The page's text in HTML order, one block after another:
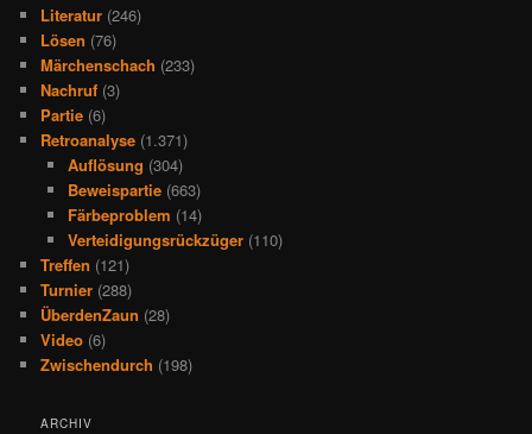
Literatur (246)
Lösen (76)
Märchenschach (233)
Nachruf (3)
Partie (6)
Retroanalyse (1.371)
Auflösung (304)
Beweispartie(663)
Färbeproblem (14)
Verteidigungsrückzüger(110)
Treffen (121)
Turnier (288)
ÜberdenZaun (28)
Video (6)
Zwischendurch (198)
ARCHIV